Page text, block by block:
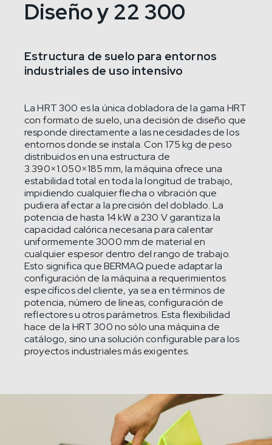
Diseño y 22 300
Estructura de suelo para entornos
industriales de uso intensivo
La HRT 300 es la única dobladora de la gama HRT
con formato de suelo, una decisión de diseño que
responde directamente a las necesidades de los
entornos donde se instala. Con 175 kg de peso
distribuidos en una estructura de
3.390×1.050×185 mm, la máquina ofrece una
estabilidad total en toda la longitud de trabajo,
impidiendo cualquier flecha o vibración que
pudiera afectar a la precisión del doblado. La
potencia de hasta 14 kW a 230 V garantiza la
capacidad calórica necesaria para calentar
uniformemente 3000 mm de material en
cualquier espesor dentro del rango de trabajo.
Esto significa que BERMAQ puede adaptar la
configuración de la máquina a requerimientos
específicos del cliente, ya sea en términos de
potencia, número de líneas, configuración de
reflectores u otros parámetros. Esta flexibilidad
hace de la HRT 300 no sólo una máquina de
catálogo, sino una solución configurable para los
proyectos industriales más exigentes.